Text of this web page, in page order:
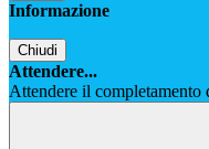
Informazione
Chiudi
Attendere...
Attendere il completamento